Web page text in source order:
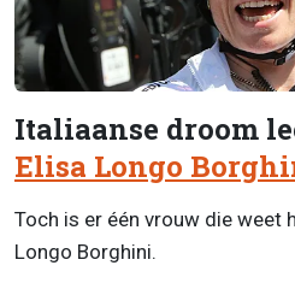
Italiaanse droom
Elisa Longo
Toch is er één vrouw die weet
Longo Borghini.